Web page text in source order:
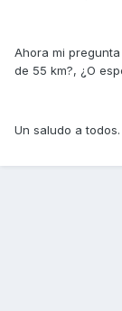
Ahora mi
de 55 km?, ¿O
Un saludo a todos.